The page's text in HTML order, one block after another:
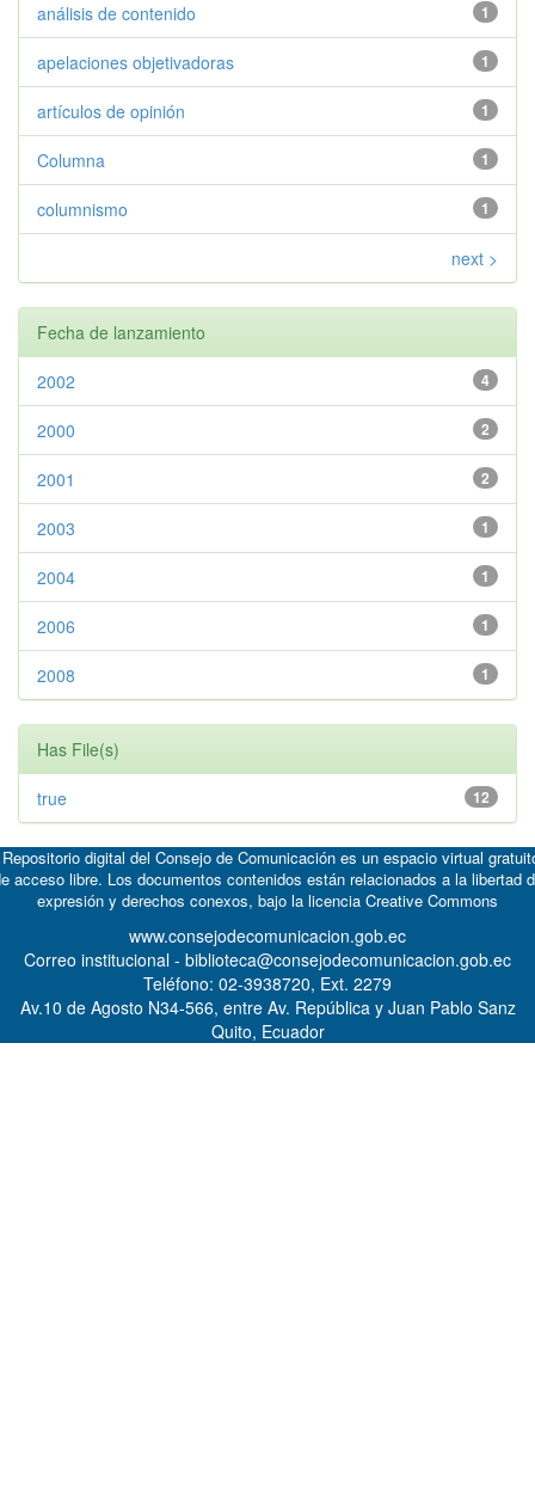
1
análisis de contenido
1
apelaciones objetivadoras
1
artículos de opinión
1
Columna
1
columnismo
next >
Fecha de lanzamiento
4
2002
2
2000
2
2001
1
2003
1
2004
1
2006
1
2008
Has File(s)
12
true
digital del Consejo de Comunicación es un espacio virtual
acceso libre. Los documentos contenidos están relacionados a la libertad
expresión y derechos conexos, bajo la licencia Creative Commons
www.consejodecomunicacion.gob.ec
Correo institucional - biblioteca@consejodecomunicacion.gob.ec
Teléfono: 02-3938720, Ext. 2279
Av.10 de Agosto N34-566, entre Av. República y Juan Pablo Sanz
Quito, Ecuador